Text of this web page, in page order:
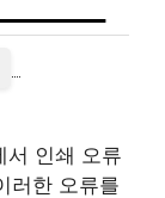
서 인쇄 오류
러한 오류를